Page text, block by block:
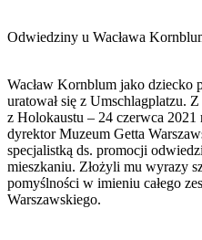
Odwiedziny u Wacława
Wacław Kornblum jako dziecko
uratował się z Umschlagplatzu.
z Holokaustu – 24 czerwca
dyrektor Muzeum Getta
specjalistką ds. promocji
mieszkaniu. Złożyli mu wyrazy
pomyślności w imieniu całego
Warszawskiego.